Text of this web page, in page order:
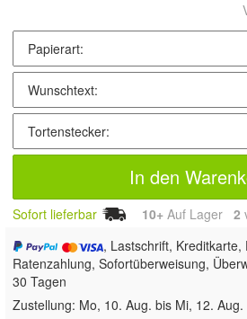
In den
Sofort lieferbar 10+ Auf Lager 2
, Lastschrift, Kreditkarte,
Ratenzahlung, Sofortüberweisung,
30 Tagen
Zustellung: Mo, 10. Aug. bis Mi, 12. Aug.